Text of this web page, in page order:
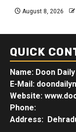
August 8, 2026
QUICK
Name: Doon
E-Mail:
Website:
Phone:
Address: